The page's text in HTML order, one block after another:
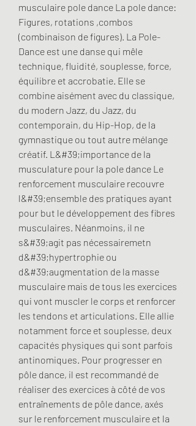
musculaire pole dance La pole dance:
Figures, rotations ,combos
(combinaison de figures). La Pole-
Dance est une danse qui mêle
technique, fluidité, souplesse, force,
équilibre et accrobatie. Elle se
combine aisément avec du classique,
du modern Jazz, du Jazz, du
contemporain, du Hip-Hop, de la
gymnastique ou tout autre mélange
créatif. L&#39;importance de la
musculature pour la pole dance Le
renforcement musculaire recouvre
l&#39;ensemble des pratiques ayant
pour but le développement des fibres
musculaires. Néanmoins, il ne
s&#39;agit pas nécessairemetn
d&#39;hypertrophie ou
d&#39;augmentation de la masse
musculaire mais de tous les exercices
qui vont muscler le corps et renforcer
les tendons et articulations. Elle allie
notamment force et souplesse, deux
capacités physiques qui sont parfois
antinomiques. Pour progresser en
pôle dance, il est recommandé de
réaliser des exercices à côté de vos
entraînements de pôle dance, axés
sur le renforcement musculaire et la